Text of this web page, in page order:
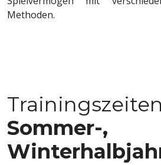
Methoden.
Sommer-,